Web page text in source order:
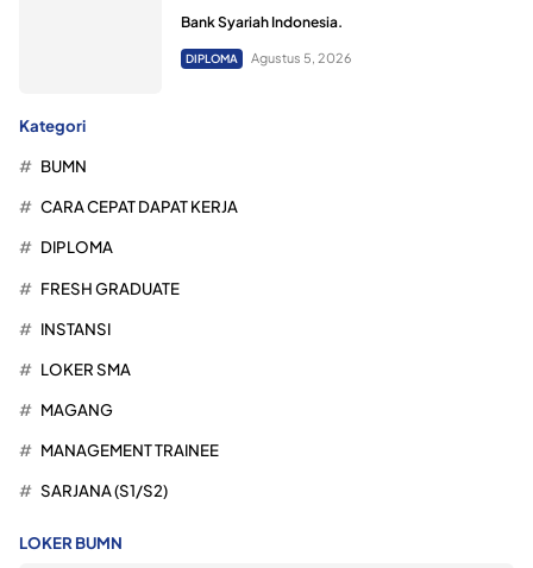
Bank Syariah Indonesia.
DIPLOMA Agustus 5, 2026
Kategori
BUMN
CARA CEPAT DAPAT KERJA
DIPLOMA
FRESH GRADUATE
INSTANSI
LOKER SMA
MAGANG
MANAGEMENT TRAINEE
SARJANA (S1/S2)
LOKER BUMN